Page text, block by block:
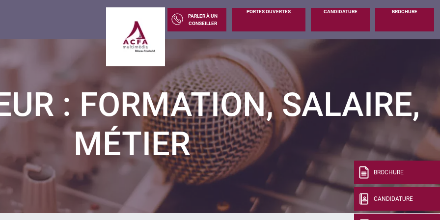
PARLER À UN
CONSEILLER
PORTES OUVERTES CANDIDATURE BROCHURE
BROCHURE
CANDIDATURE
: FORMATION, SALAIRE,
MÉTIER